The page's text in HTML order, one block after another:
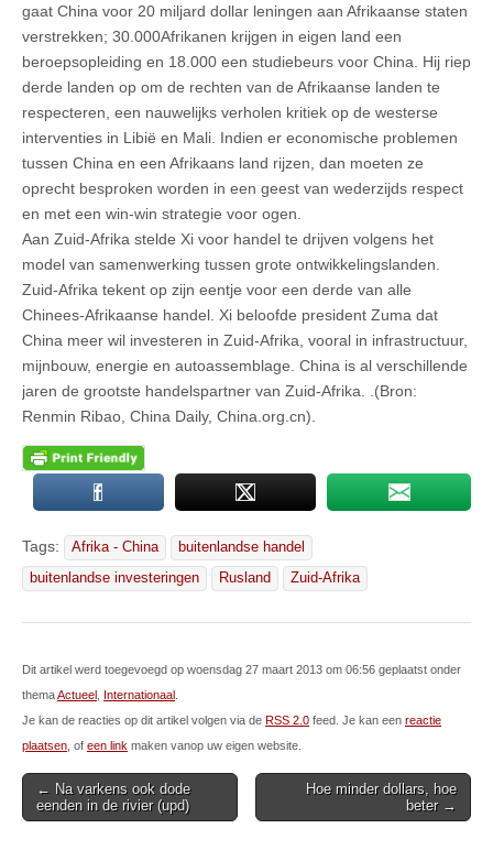
gaat China voor 20 miljard dollar leningen aan Afrikaanse staten
verstrekken; 30.000Afrikanen krijgen in eigen land een
beroepsopleiding en 18.000 een studiebeurs voor China. Hij riep
derde landen op om de rechten van de Afrikaanse landen te
respecteren, een nauwelijks verholen kritiek op de westerse
interventies in Libië en Mali. Indien er economische problemen
tussen China en een Afrikaans land rijzen, dan moeten ze
oprecht besproken worden in een geest van wederzijds respect
en met een win-win strategie voor ogen.
Aan Zuid-Afrika stelde Xi voor handel te drijven volgens het
model van samenwerking tussen grote ontwikkelingslanden.
Zuid-Afrika tekent op zijn eentje voor een derde van alle
Chinees-Afrikaanse handel. Xi beloofde president Zuma dat
China meer wil investeren in Zuid-Afrika, vooral in infrastructuur,
mijnbouw, energie en autoassemblage. China is al verschillende
jaren de grootste handelspartner van Zuid-Afrika. .(Bron:
Renmin Ribao, China Daily, China.org.cn).
Tags: Afrika - China
buitenlandse handel
buitenlandse investeringen
Rusland Zuid-Afrika
Dit artikel werd toegevoegd op woensdag 27 maart 2013 om 06:56 geplaatst onder
themaActueel Internationaal
Je kan de reacties op dit artikel volgen via de RSS 2.0 feed. Je kan een reactie
plaatsen , of een link maken vanop uw eigen website.
Post
navigation
← Na varkens ook dode
eenden in de rivier (upd)
Hoe minder dollars, hoe
beter →